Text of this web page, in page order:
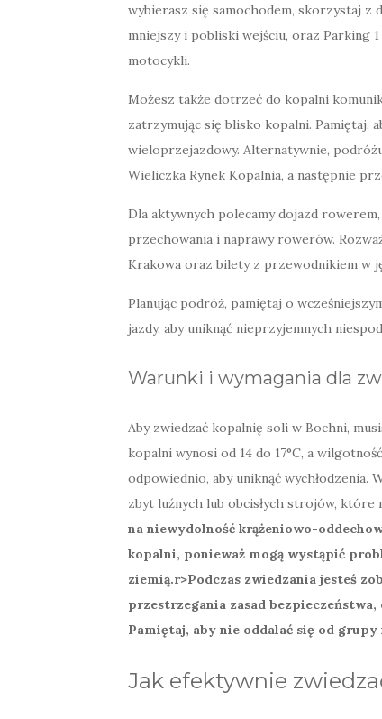
wybierasz się samochodem, skorzystaj z
mniejszy i pobliski wejściu, oraz Parking
motocykli.
Możesz także dotrzeć do kopalni
zatrzymując się blisko kopalni. Pamiętaj,
wieloprzejazdowy. Alternatywnie,
Wieliczka Rynek Kopalnia, a następnie
Dla aktywnych polecamy dojazd
przechowania i naprawy rowerów.
Krakowa oraz bilety z przewodnikiem w
Planując podróż, pamiętaj o
jazdy, aby uniknąć nieprzyjemnych
Warunki i wymagania dla
Aby zwiedzać kopalnię soli w Bochni,
kopalni wynosi od 14 do 17°C, a
odpowiednio, aby uniknąć wychłodzenia.
zbyt luźnych lub obcisłych strojów, które
na niewydolność krążeniowo-
kopalni, ponieważ mogą wystąpić
ziemią.r>Podczas zwiedzania jesteś
przestrzegania zasad
Pamiętaj, aby nie oddalać się od grupy
Jak efektywnie